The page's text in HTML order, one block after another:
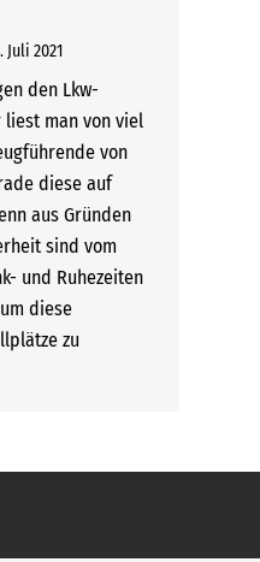
Juli 2021
den Lkw-
liest man von viel
von
diese auf
aus Gründen
sind vom
und Ruhezeiten
diese
zu